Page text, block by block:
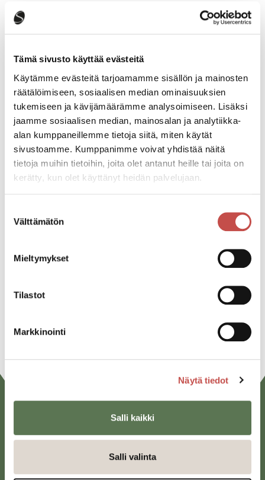
Tämä sivusto käyttää evästeitä
Käytämme evästeitä tarjoamamme sisällön ja mainosten
räätälöimiseen, sosiaalisen median ominaisuuksien
tukemiseen ja kävijämäärämme analysoimiseen. Lisäksi
jaamme sosiaalisen median, mainosalan ja analytiikka-
alan kumppaneillemme tietoja siitä, miten käytät
sivustoamme. Kumppanimme voivat yhdistää näitä
tietoja muihin tietoihin, joita olet antanut heille tai joita on
kerätty, kun olet käyttänyt heidän palvelujaan.
valinta
Välttämätön
Mieltymykset
Tilastot
Markkinointi
Näytä tiedot
Salli kaikki
Salli valinta
Tapahtumatiedot
Tapahtuman järjestäjä
Saarijärven Kumppanuuspöytä
Tapahtumapaikka
Myllymäentie 1652, 43220 Saarijärvi
Katso kaikki tapahtumat
Jaa tapahtuma:
Linkedin